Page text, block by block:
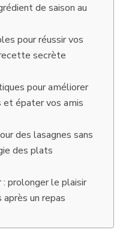
de saison au
pour réussir vos
secrète
pour améliorer
et épater vos amis
des lasagnes sans
des plats
prolonger le plaisir
un repas